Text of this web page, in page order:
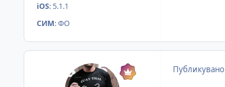
iOS: 5.1.1
СИМ:ФО
Публикувано